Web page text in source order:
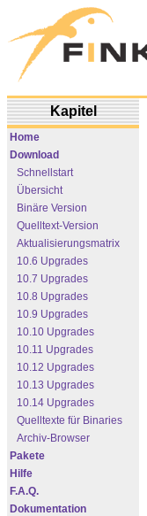
Kapitel
Home
Download
Schnellstart
Übersicht
Binäre Version
Quelltext-Version
Aktualisierungsmatrix
10.6 Upgrades
10.7 Upgrades
10.8 Upgrades
10.9 Upgrades
10.10 Upgrades
10.11 Upgrades
10.12 Upgrades
10.13 Upgrades
10.14 Upgrades
Quelltexte für Binaries
Archiv-Browser
Pakete
Hilfe
F.A.Q.
Dokumentation